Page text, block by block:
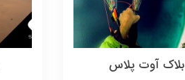
بلاک آوت پلاس